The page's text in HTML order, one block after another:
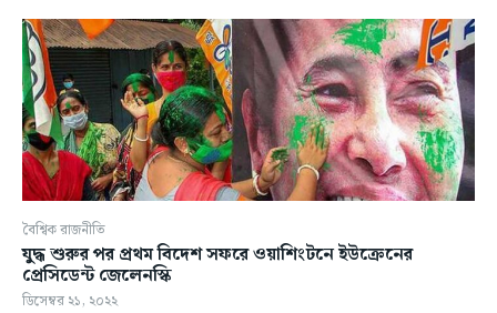
বৈশ্বিক রাজনীতি
যুদ্ধ শুরুর পর প্রথম বিদেশ সফরে ওয়াশিংটনে ইউক্রেনের
প্রেসিডেন্ট জেলেনস্কি
ডিসেম্বর ২১, ২০২২